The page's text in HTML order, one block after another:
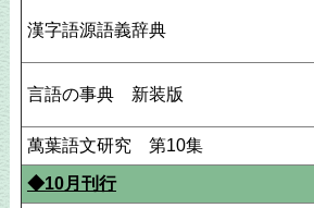
漢字語源語義辞典
言語の事典 新装版
萬葉語文研究 第10集
◆10月刊行